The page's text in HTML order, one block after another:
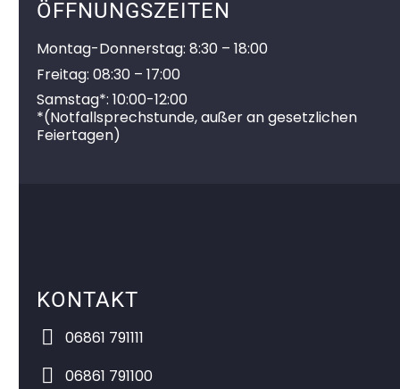
ÖFFNUNGSZEITEN
Montag-Donnerstag: 8:30 – 18:00
Freitag: 08:30 – 17:00
Samstag*: 10:00-12:00
*(Notfallsprechstunde, außer an gesetzlichen
Feiertagen)
KONTAKT

 06861 791111

 06861 791100